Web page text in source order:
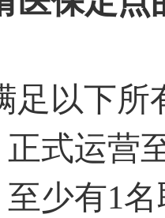
以下所
正式运营
至少有1